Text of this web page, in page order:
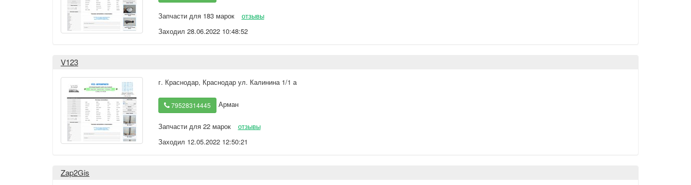
Запчасти для 183 марок
отзывы
Заходил 28.06.2022 10:48:52
V123
г. Краснодар, Краснодар ул. Калинина 1/1 а
79528314445 Арман
Запчасти для 22 марок
отзывы
Заходил 12.05.2022 12:50:21
Zap2Gis